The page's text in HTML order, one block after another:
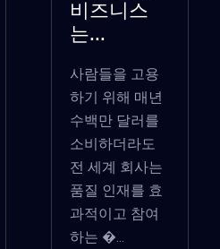
비즈니스
는...
사람들을 고용
하기 위해 매년
수백만 달러를
소비하더라도
전 세계 회사는
품질 인재를 효
과적이고 참여
하는 �...